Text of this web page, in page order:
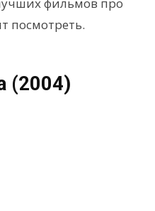
фильмов про
посмотреть.
(2004)